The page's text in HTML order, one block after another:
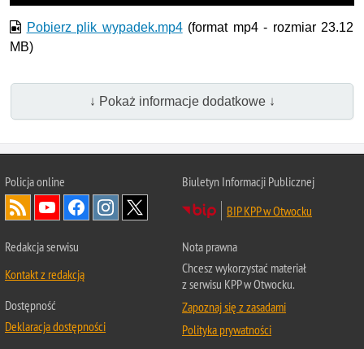
Pobierz plik wypadek.mp4(format mp4 - rozmiar 23.12
MB)
↓ Pokaż informacje dodatkowe ↓
Policja online
Biuletyn Informacji Publicznej
BIP KPP w Otwocku
Redakcja serwisu
Kontakt z redakcją
Dostępność
Deklaracja dostępności
Nota prawna
Chcesz wykorzystać materiał
z serwisu KPP w Otwocku.
Zapoznaj się z zasadami
Polityka prywatności